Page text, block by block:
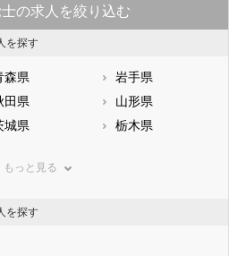
の求人を絞り込む
を探す
森県
岩手県
田県
山形県
城県
栃木県
神奈川県
井県
もっと見る
を探す